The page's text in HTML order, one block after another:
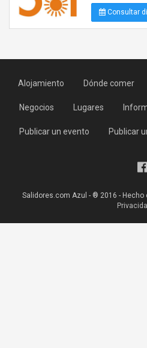
Consultar
Alojamiento Dónde comer
Negocios Lugares
Publicar un evento Publicar
Salidores.com Azul - ® 2016 - Hecho